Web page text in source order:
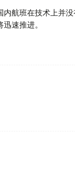
航班在技术上并
速推进。